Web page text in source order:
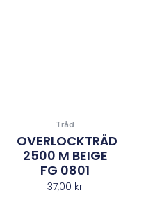
Tråd
OVERLOCKTRÅD
2500 M BEIGE
FG 0801
37,00 kr